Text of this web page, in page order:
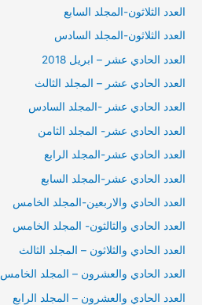
العدد الثلاثون-المجلد السابع
العدد الثلاثون-المجلد السادس
العدد الحادي عشر – ابريل 2018
العدد الحادي عشر – المجلد الثالث
العدد الحادي عشر -المجلد السادس
العدد الحادي عشر- المجلد الثامن
العدد الحادي عشر-المجلد الرابع
العدد الحادي عشر-المجلد السابع
العدد الحادي والاربعين-المجلد الخامس
العدد الحادي والثالثون- المجلد الخامس
العدد الحادي والثلاثون – المجلد الثالث
العدد الحادي والعشرون – المجلد الخامس
العدد الحادي والعشرون – المجلد الرابع